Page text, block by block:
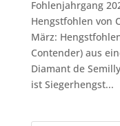
Fohlenjahrgang
Hengstfohlen von
März:
Contender) aus
Diamant de
ist Siegerhengst...